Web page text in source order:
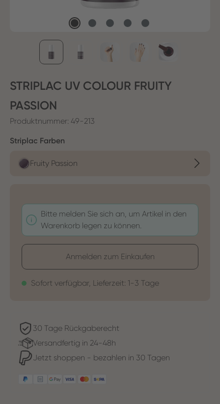
STRIPLAC UV COLOUR FRUITY
PASSION
Produktnummer: 49-213
Striplac Farben
Fruity Passion
Bitte melden Sie sich an, um Artikel in den
Warenkorb legen zu können.
Anmelden zum Einkaufen
Sofort verfügbar, Lieferzeit: 1-3 Tage
30 Tage Rückgaberecht
Versandfertig in 24-48h
Jetzt shoppen - bezahlen in 30 Tagen